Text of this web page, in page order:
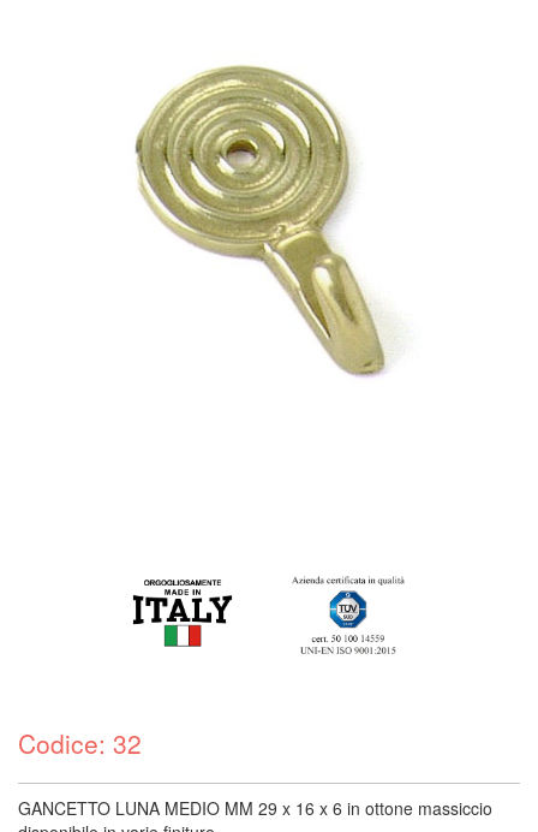
Codice: 32
GANCETTO LUNA MEDIO MM 29 x 16 x 6 in ottone massiccio